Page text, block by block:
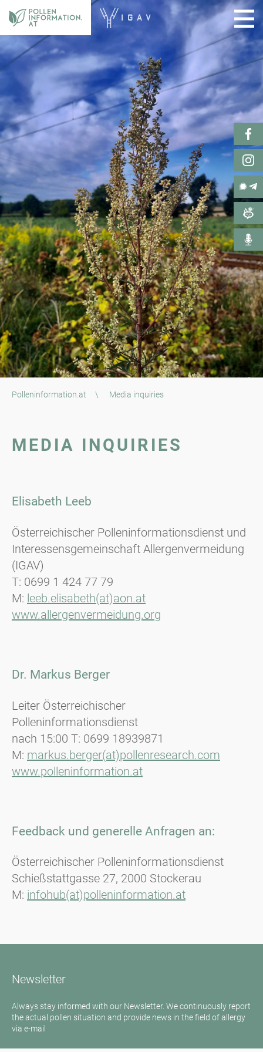
Polleninformation.at \ Media inquiries
MEDIA INQUIRIES
Elisabeth Leeb
Österreichischer Polleninformationsdienst und
Interessensgemeinschaft Allergenvermeidung
(IGAV)
T: 0699 1 424 77 79
M: leeb.elisabeth(at)aon.at
www.allergenvermeidung.org
Dr. Markus Berger
Leiter Österreichischer
Polleninformationsdienst
nach 15:00 T: 0699 18939871
M: markus.berger(at)pollenresearch.com
www.polleninformation.at
Feedback und generelle Anfragen an:
Österreichischer Polleninformationsdienst
Schießstattgasse 27, 2000 Stockerau
M: infohub(at)polleninformation.at
Newsletter
Always stay informed with our Newsletter. We continuously report
the actual pollen situation and provide news in the field of allergy
via e-mail